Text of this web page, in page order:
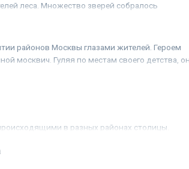
леса. Множество зверей собралось
районов Москвы глазами жителей. Героем
москвич. Гуляя по местам своего детства,
лет город бережно хранит свою историю
в разных районах столицы.